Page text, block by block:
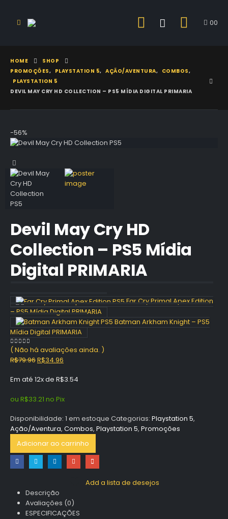
00
HOME
SHOP
PROMOÇÕES, PLAYSTATION 5, AÇÃO/AVENTURA, COMBOS,
PLAYSTATION 5
DEVIL MAY CRY HD COLLECTION – PS5 MÍDIA DIGITAL PRIMARIA
-56%
Devil May Cry HD
Collection – PS5 Mídia
Digital PRIMARIA
Far Cry Primal Apex Edition
– PS5 Mídia Digital PRIMARIA
Batman Arkham Knight – PS5
Mídia Digital PRIMARIA
0 out of 5
( Não há avaliações ainda. )
R$79.96O
original
R$79.96.
R$34.96
atual
R$34.96.
Em até 12x de R$3.54
ou R$33.21 no Pix
Disponibilidade: 1 em estoque Categorias: Playstation 5,
Ação/Aventura, Combos, Playstation 5, Promoções
Adicionar ao carrinho
Add a lista de desejos
Descrição
Avaliações (0)
ESPECIFICAÇÕES